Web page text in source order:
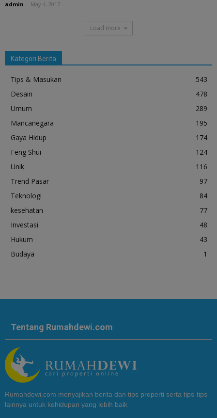
admin May 4, 2017
Load more
Kategori Berita
Tips & Masukan
543
Desain
478
Umum
289
Mancanegara
195
Gaya Hidup
174
Feng Shui
124
Unik
116
Trend Pasar
97
Teknologi
84
kesehatan
77
Investasi
48
Hukum
43
Budaya
1
Tentang Rumahdewi.com
Rumahdewi.com menyajikan berita dan tips properti serta tips-tips
lainnya untuk kehidupan yang lebih baik